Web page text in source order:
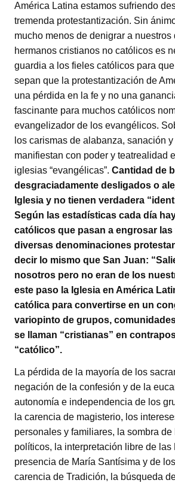
América Latina estamos sufriendo
tremenda protestantización. Sin
mucho menos de denigrar a nuestros
hermanos cristianos no católicos es
guardia a los fieles católicos para
sepan que la protestantización de
una pérdida en la fe y no una
fascinante para muchos católicos
evangelizador de los evangélicos.
los carismas de alabanza, sanación
manifiestan con poder y teatrealidad
iglesias “evangélicas”. Cantidad de
desgraciadamente desligados o
Iglesia y no tienen verdadera
Según las estadísticas cada día
católicos que pasan a engrosar las
diversas denominaciones
decir lo mismo que San Juan:
nosotros pero no eran de los
este paso la Iglesia en América
católica para convertirse en un
variopinto de grupos,
se llaman “cristianas” en
“católico”.
La pérdida de la mayoría de los
negación de la confesión y de la
autonomía e independencia de los
la carencia de magisterio, los
personales y familiares, la sombra
políticos, la interpretación libre de las
presencia de María Santísima y de
carencia de Tradición, la búsqueda